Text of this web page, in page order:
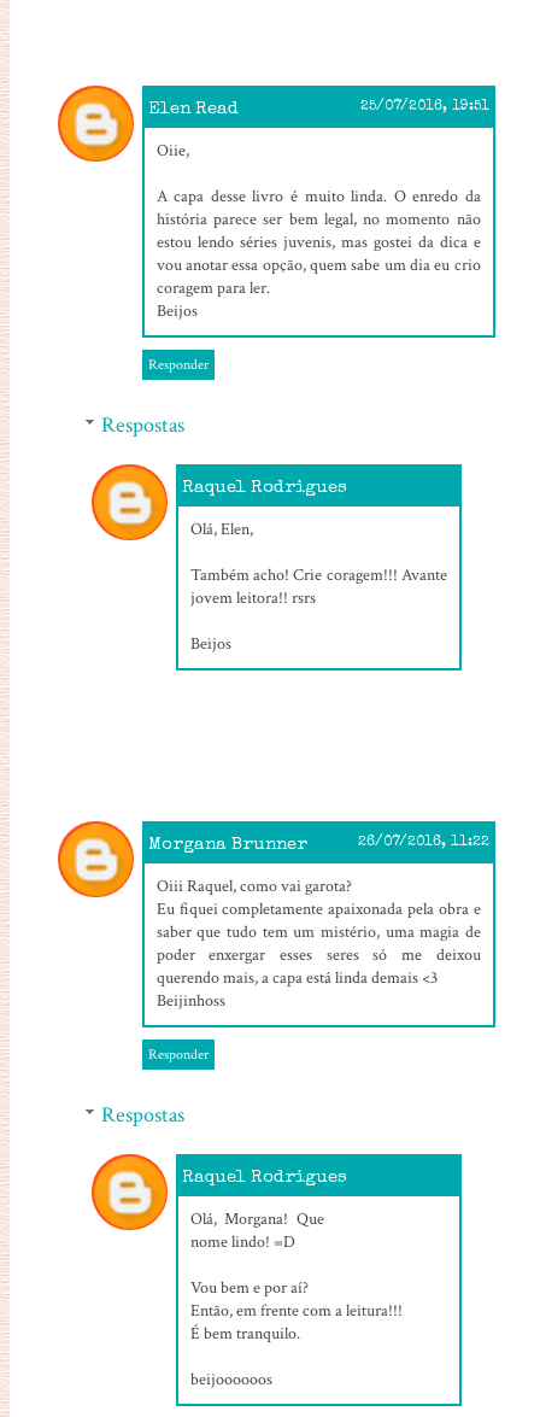
Elen Read 25/07/2016, 19:51
Oiie,
A capa desse livro é muito linda. O enredo da
história parece ser bem legal, no momento não
estou lendo séries juvenis, mas gostei da dica e
vou anotar essa opção, quem sabe um dia eu crio
coragem para ler.
Beijos
Responder
Respostas
Raquel Rodrigues
Olá, Elen,
Também acho! Crie coragem!!! Avante
jovem leitora!! rsrs
Beijos
Morgana Brunner 26/07/2016, 11:22
Oiii Raquel, como vai garota?
Eu fiquei completamente apaixonada pela obra e
saber que tudo tem um mistério, uma magia de
poder enxergar esses seres só me deixou
querendo mais, a capa está linda demais <3
Beijinhoss
Responder
Respostas
Raquel Rodrigues
Olá, Morgana! Que
nome lindo! =D
Vou bem e por aí?
Então, em frente com a leitura!!!
É bem tranquilo.
beijoooooos